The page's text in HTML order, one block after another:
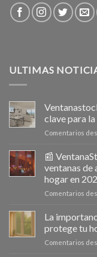
ULTIMAS
clave para
Comentarios
📰
ventanas de
hogar en
Comentarios
La
protege tu
Comentarios